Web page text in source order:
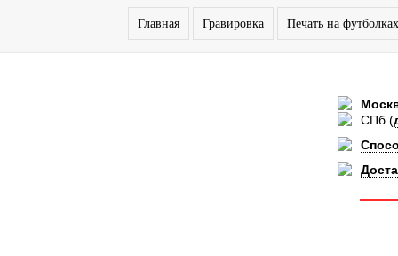
Главная Гравировка Печать на футболках
СПб (